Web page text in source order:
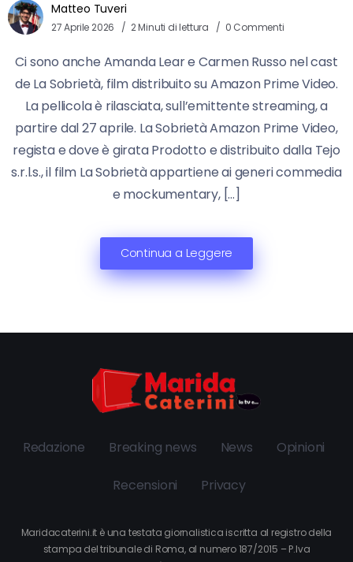
Matteo Tuveri
27 Aprile 2026 2 Minuti di lettura 0 Commenti
Ci sono anche Amanda Lear e Carmen Russo nel cast
de La Sobrietà, film distribuito su Amazon Prime Video.
La pellicola è rilasciata, sull’emittente streaming, a
partire dal 27 aprile. La Sobrietà Amazon Prime Video,
regista e dove è girata Prodotto e distribuito dalla Tejo
s.r.l.s., il film La Sobrietà appartiene ai generi commedia
e mockumentary, […]
Continua a Leggere
Redazione Breaking news News Opinioni
Recensioni Privacy
Maridacaterini.it è una testata giornalistica iscritta al registro della
stampa del tribunale di Roma, al numero 187/2015 – P.Iva